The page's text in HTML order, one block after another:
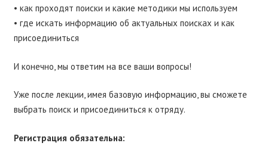
• как проходят поиски и какие методики мы используем
• где искать информацию об актуальных поисках и как
присоединиться
И конечно, мы ответим на все ваши вопросы!
Уже после лекции, имея базовую информацию, вы сможете
выбрать поиск и присоединиться к отряду.
Регистрация обязательна: